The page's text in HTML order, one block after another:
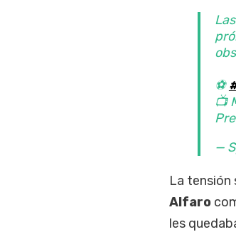
⚽
📺
—
La tensión
Alfaro
les